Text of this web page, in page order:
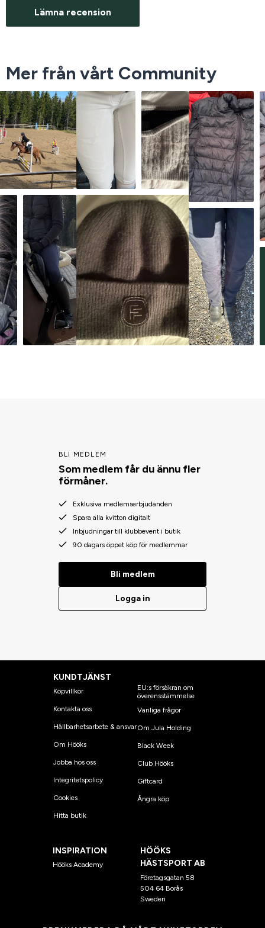
Lämna recension
Mer från vårt Community
BLI MEDLEM
Som medlem får du ännu fler
förmåner.
Exklusiva medlemserbjudanden
Spara alla kvitton digitalt
Inbjudningar till klubbevent i butik
90 dagars öppet köp för medlemmar
Bli medlem
Logga in
KUNDTJÄNST
Köpvillkor
Kontakta oss
Hållbarhetsarbete & ansvar
Om Hööks
Jobba hos oss
Integritetspolicy
Cookies
Hitta butik
EU:s försäkran om
överensstämmelse
Vanliga frågor
Om Jula Holding
Black Week
Club Hööks
Giftcard
Ångra köp
INSPIRATION
Hööks Academy
HÖÖKS
HÄSTSPORT AB
Företagsgatan 58
504 64 Borås
Sweden